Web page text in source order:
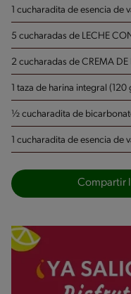
1 cucharadita de esencia de
5 cucharadas de LECHE
2 cucharadas de CREMA DE
1 taza de harina integral (120
½ cucharadita de
1 cucharadita de esencia de
Compartir